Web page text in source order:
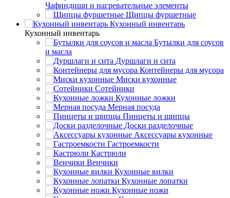
Чафиндиши и нагревательные элементы
Щипцы фуршетные
Кухонный инвентарь
Кухонный инвентарь
Бутылки для соусов
и масла
Дуршлаги и сита
Контейнеры для мусора
Миски кухонные
Сотейники
Кухонные ложки
Мерная посуда
Пинцеты и щипцы
Доски разделочные
Аксессуары кухонные
Гастроемкости
Кастрюли
Венчики
Кухонные вилки
Кухонные лопатки
Кухонные ножи